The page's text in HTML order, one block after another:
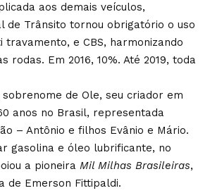
aos demais veículos,
de Trânsito tornou obrigatório o uso
travamento, e CBS, harmonizando
rodas. Em 2016, 10%. Até 2019, toda
de Ole, seu criador em
anos no Brasil, representada
– Antônio e filhos Evânio e Mário.
gasolina e óleo lubrificante, no
a pioneira Mil Milhas Brasileiras,
de Emerson Fittipaldi.